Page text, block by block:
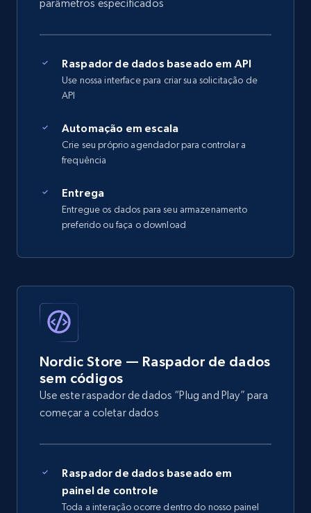
parâmetros especificados
Raspador de dados baseado em API
Use nossa interface para criar sua solicitação de
API
Automação em escala
Crie seu próprio agendador para controlar a
frequência
Entrega
Entregue os dados para seu armazenamento
preferido ou faça o download
Nordic Store — Raspador de dados
sem códigos
Use este raspador de dados “Plug and Play” para
começar a coletar dados
Raspador de dados baseado em
painel de controle
Toda a interação ocorre dentro do nosso painel